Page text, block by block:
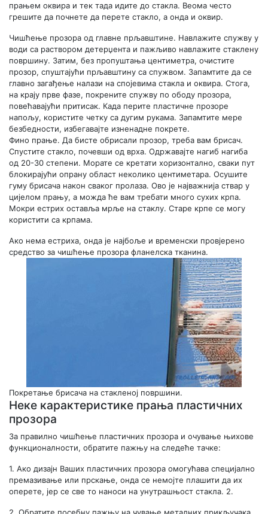
прањем оквира и тек тада идите до стакла. Веома често
грешите да почнете да перете стакло, а онда и оквир.
Чишћење прозора од главне прљавштине. Навлажите спужву у
води са раствором детерџента и пажљиво навлажите стаклену
површину. Затим, без пропуштања центиметра, очистите
прозор, спуштајући прљавштину са спужвом. Запамтите да се
главно загађење налази на спојевима стакла и оквира. Стога,
на крају прве фазе, покрените спужву по ободу прозора,
повећавајући притисак. Када перите пластичне прозоре
напољу, користите четку са дугим рукама. Запамтите мере
безбедности, избегавајте изненадне покрете.
Фино прање. Да бисте обрисали прозор, треба вам брисач.
Спустите стакло, почевши од врха. Одржавајте нагиб нагиба
од 20-30 степени. Морате се кретати хоризонтално, сваки пут
блокирајући опрану област неколико центиметара. Осушите
гуму брисача након сваког пролаза. Ово је најважнија ствар у
цијелом прању, а можда ће вам требати много сухих крпа.
Мокри естрих оставља мрље на стаклу. Старе крпе се могу
користити са крпама.
Ако нема естриха, онда је најбоље и временски провјерено
средство за чишћење прозора фланелска тканина.
Покретање брисача на стакленој површини.
Неке карактеристике прања пластичних
прозора
За правилно чишћење пластичних прозора и очување њихове
функционалности, обратите пажњу на следеће тачке:
1. Ако дизајн Ваших пластичних прозора омогућава специјално
премазивање или прскање, онда се немојте плашити да их
оперете, јер се све то наноси на унутрашњост стакла. 2.